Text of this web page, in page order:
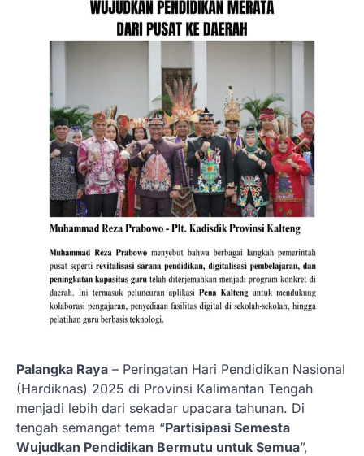
Palangka Raya – Peringatan Hari Pendidikan Nasional
(Hardiknas) 2025 di Provinsi Kalimantan Tengah
menjadi lebih dari sekadar upacara tahunan. Di
tengah semangat tema “Partisipasi Semesta
Wujudkan Pendidikan Bermutu untuk Semua”,